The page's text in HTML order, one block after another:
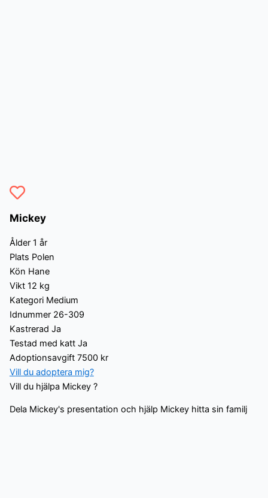
Mickey
Ålder 1 år
Plats Polen
Kön Hane
Vikt 12 kg
Kategori Medium
Idnummer 26-309
Kastrerad Ja
Testad med katt Ja
Adoptionsavgift 7500 kr
Vill du adoptera mig?
Vill du hjälpa Mickey ?
Dela Mickey's presentation och hjälp Mickey hitta sin familj